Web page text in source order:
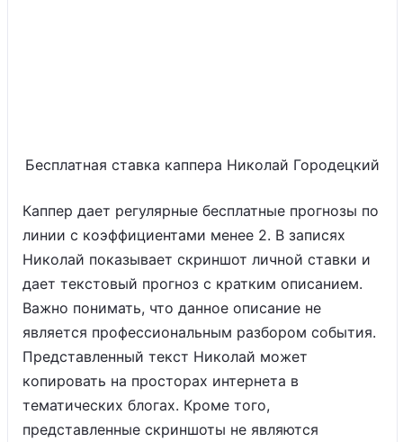
Бесплатная ставка каппера Николай Городецкий
Каппер дает регулярные бесплатные прогнозы по
линии с коэффициентами менее 2. В записях
Николай показывает скриншот личной ставки и
дает текстовый прогноз с кратким описанием.
Важно понимать, что данное описание не
является профессиональным разбором события.
Представленный текст Николай может
копировать на просторах интернета в
тематических блогах. Кроме того,
представленные скриншоты не являются